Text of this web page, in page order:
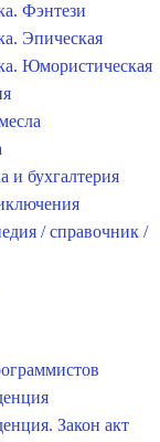
Фэнтези
Эпическая
Юмористическая
и бухгалтерия
/ справочник /
Закон акт